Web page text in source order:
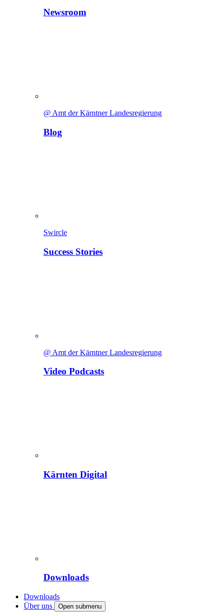
Newsroom
@ Amt der Kärntner Landesregierung
Blog
Swircle
Success Stories
@ Amt der Kärntner Landesregierung
Video Podcasts
Kärnten Digital
Downloads
Downloads
Über uns
Open submenu